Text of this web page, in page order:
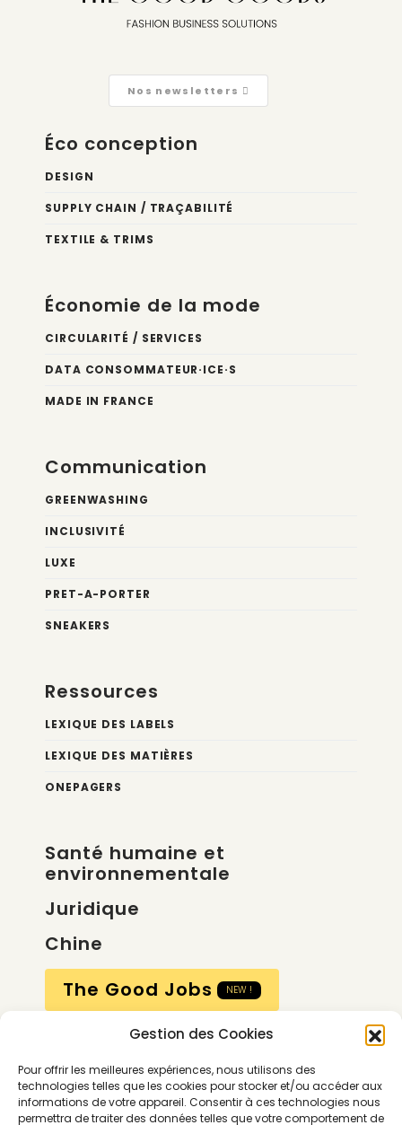
Gestion des Cookies
Pour offrir les meilleures expériences, nous utilisons des
technologies telles que les cookies pour stocker et/ou accéder aux
informations de votre appareil. Consentir à ces technologies nous
permettra de traiter des données telles que votre comportement de
Nos newsletters
Éco conception
DESIGN
SUPPLY CHAIN / TRAÇABILITÉ
TEXTILE & TRIMS
Économie de la mode
CIRCULARITÉ / SERVICES
DATA CONSOMMATEUR·ICE·S
MADE IN FRANCE
Communication
GREENWASHING
INCLUSIVITÉ
LUXE
PRET-A-PORTER
SNEAKERS
Ressources
LEXIQUE DES LABELS
LEXIQUE DES MATIÈRES
ONEPAGERS
Santé humaine et
environnementale
Juridique
Chine
The Good Jobs
NEW !
Compte
Calendrier
Contactez-nous